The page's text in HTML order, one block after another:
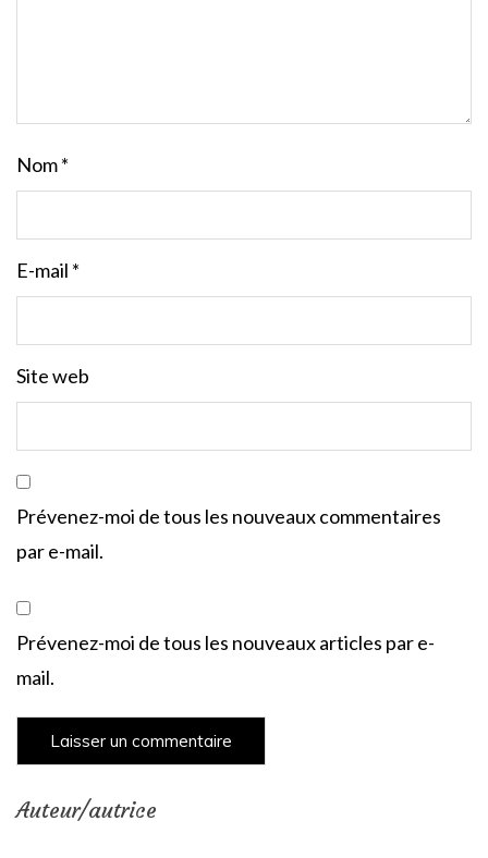
Nom*
E-mail *
Site web
Prévenez-moi de tous les nouveaux commentaires
par e-mail.
Prévenez-moi de tous les nouveaux articles par e-
mail.
Auteur/autrice